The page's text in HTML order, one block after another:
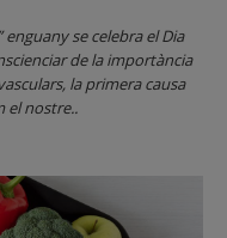
se celebra el Dia
de la importància
la primera causa
el nostre..